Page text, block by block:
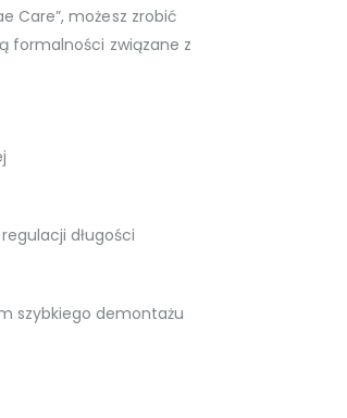
Care”, możesz zrobić
formalności związane z
długości
szybkiego demontażu